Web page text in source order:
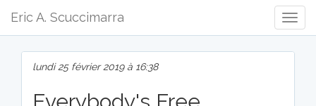
Eric A. Scuccimarra
lundi 25 février 2019 à 16:38